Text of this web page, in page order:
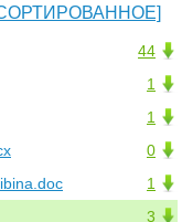
44
1
1
0
1
3